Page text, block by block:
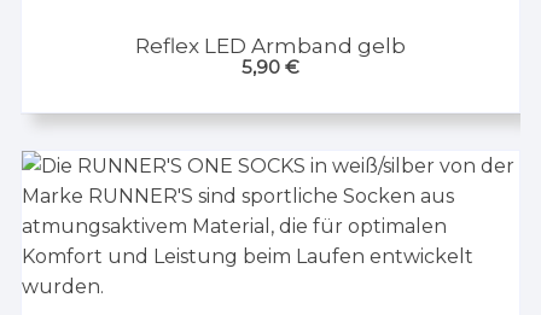
Reflex LED Armband gelb
5,90 €